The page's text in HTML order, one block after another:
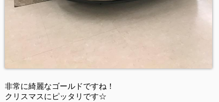
非常に綺麗なゴールドですね！
クリスマスにピッタリです☆